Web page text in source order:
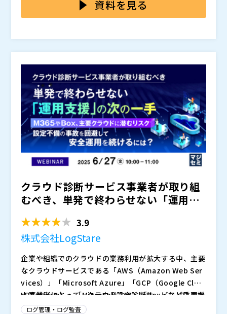
ースも見られます。こうした“もしも”に備えるには、必
です。企業や組織が信頼を守るためには、予測不能なイ
ンシデントを前提とした、持続可能かつ実効性ある監査
体制の構築が求められています。
保存が求められる監査対応では十分とは言えません。
雑で属人化しやすいという運用上の課題もあります。実
際、多くの企業では「誰が、いつ、何をしたか」を正確
に把握できておらず、調査や証跡提出に時間を要してい
ます。 特に情報システムやセキュリティ、監査部門で
は、手間とリスクの両方を抱えながら日々対応を迫られ
ているのが実情です。こうした点は、見過ごされがち
な“落とし穴”となっています。
先やステークホルダーなどへ多大な影響を及ぼしてしま
るのでしょうか。 本セミナーでは、理想的なログ管理
の在り方とともに、その実現を阻む業務課題について解
説します。また、障壁を乗り越えるための具体的なアプ
ローチとして、AvePointのソリューションをご紹介。
「Microsoft Partner of the Year」を5回受賞し、20
年以上、2万5,000社以上の実績を誇る同社が、企業や
組織が安心してMicrosoft 365を利用できる環境を実現
するヒントを解説します。 監査や法規制、業界のセキ
ュリティガイドラインに対応し、予測できないインシデ
ントへの備えを万全にしたい企業・組織の情報システム
部門やセキュリティ運用部門、内部監査部門の方は、ぜ
株式会社オープンソース活用研究所（）
マジセミ株式会社（）
※共催、協賛、協力、講演企業は将来的に追加、削除さ
れる可能性があります。
資料を見る
クラウド診断サービス事業者が取り組
むべき、単発で終わらせない「運用支
3.9
株式会社LogStare
企業や組織でのクラウドの業務利用が拡大する中、主要
なクラウドサービスである「AWS（Amazon Web Ser
vices）」「Microsoft Azure」「GCP（Google Clou
d Platform）」「Microsoft 365」「Box」などは、機
能の進化に伴い設定が複雑化しています。 また、ゼロ
IT事業者にとって、クラウド設定診断サービスは重要な
提供メニューの一つですが、多くが単発で終わり、継続
ログ管理・ログ監査